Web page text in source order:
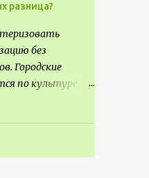
разница?
без
Городские
по культуре,
всего